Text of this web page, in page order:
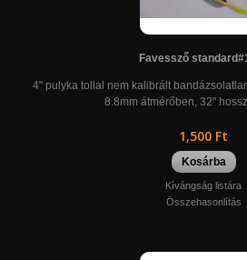
Favessző
4" pulyka tollal nem kalibrált
8.8mm átmérőben, 32"
1,500 Ft
Kosárba
Kívángság listára
Összehasonlítás